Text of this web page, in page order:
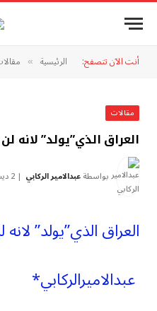
أنت الآن تتصفح: الرئيسية »
مقالات
العراق الذي”يولد” لانه لن يولد؟(1)!
بواسطةعبدالامير الركابي 2 ديسمبر,2025
العراق الذي”يولد” لانه
عبدالاميرالركابي*